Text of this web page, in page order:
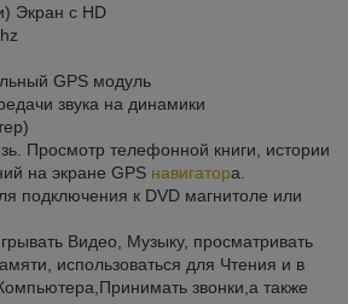
Экран с HD
GPS модуль
звука на динамики
Просмотр телефонной книги, истории
на экране GPS навигатора.
подключения к DVD магнитоле или
Видео, Музыку, просматривать
использоваться для Чтения и в
звонки,а также